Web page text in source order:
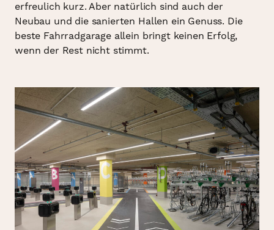
erfreulich kurz. Aber natürlich sind auch der
Neubau und die sanierten Hallen ein Genuss. Die
beste Fahrradgarage allein bringt keinen Erfolg,
wenn der Rest nicht stimmt.